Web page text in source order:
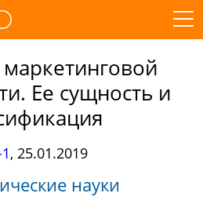
Ее сущность и
, 25.01.2019
науки